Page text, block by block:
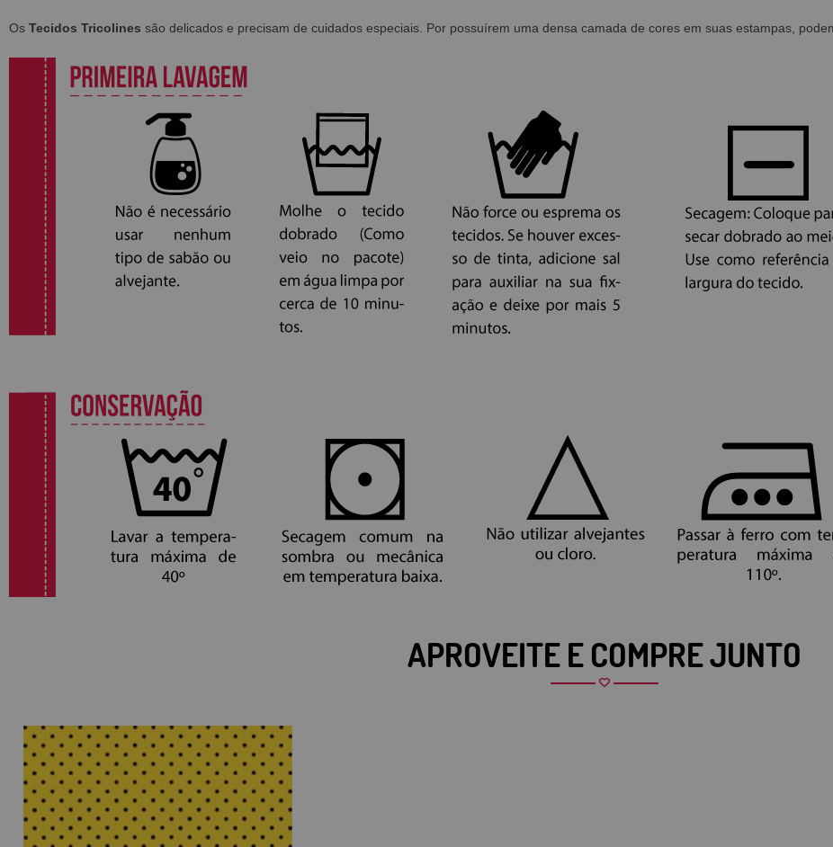
Os Tecidos Tricolines são delicados e precisam de cuidados especiais. Por possuírem uma densa camada de cores em suas estampas,
APROVEITE E COMPRE JUNTO